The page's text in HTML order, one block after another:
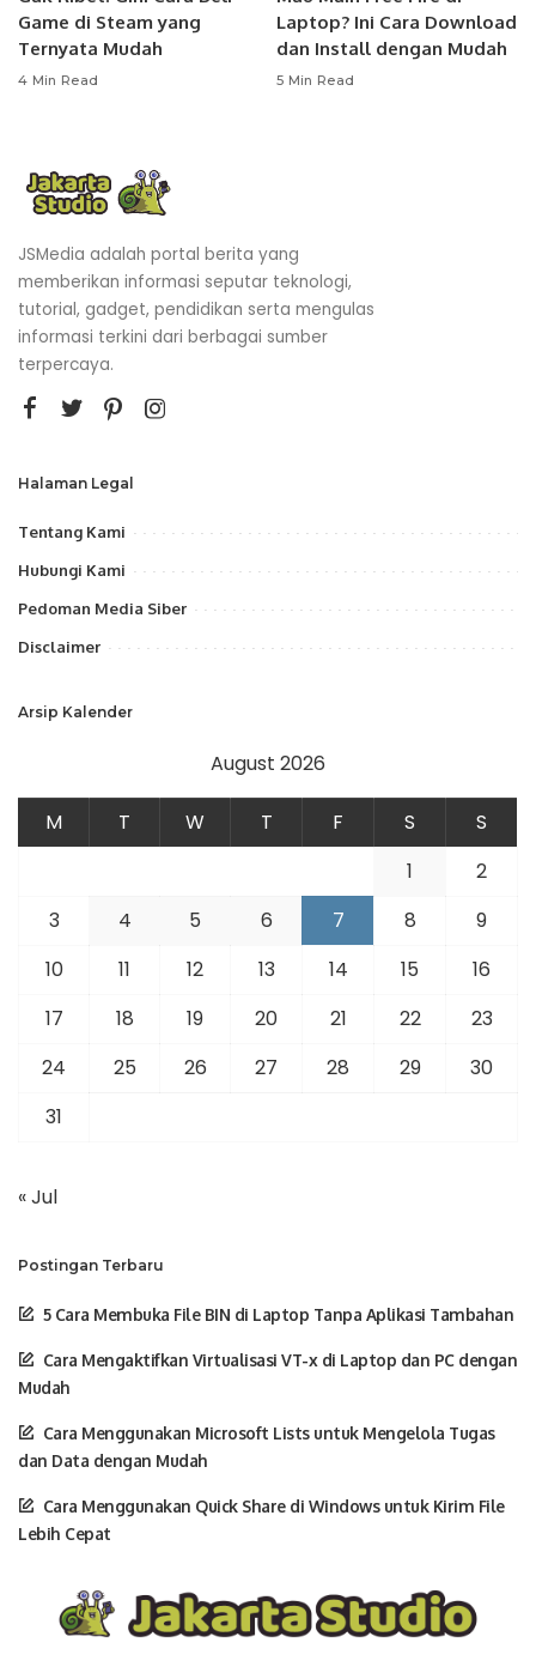
Game di Steam yang
Ternyata Mudah
4 Min Read
Laptop? Ini Cara Download
dan Install dengan Mudah
5 Min Read
JSMedia adalah portal berita yang
memberikan informasi seputar teknologi,
tutorial, gadget, pendidikan serta mengulas
informasi terkini dari berbagai sumber
terpercaya.
Halaman Legal
Tentang Kami
Hubungi Kami
Pedoman Media Siber
Disclaimer
Arsip Kalender
August 2026
M T W T F S
S
1
2
3
4 5 6 7 8
9
10
11 12 13 14 15
16
17
18 19 20 21 22
23
24
25 26 27 28 29
30
31
« Jul
Postingan Terbaru
5 Cara Membuka File BIN di Laptop Tanpa Aplikasi Tambahan
Cara Mengaktifkan Virtualisasi VT-x di Laptop dan PC dengan
Mudah
Cara Menggunakan Microsoft Lists untuk Mengelola Tugas
dan Data dengan Mudah
Cara Menggunakan Quick Share di Windows untuk Kirim File
Lebih Cepat